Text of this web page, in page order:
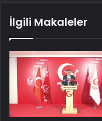
İlgili Makaleler